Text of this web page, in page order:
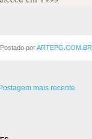
Postado porARTEPG.COM.BR
mais recente